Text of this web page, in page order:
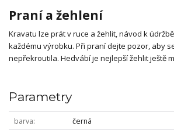
Praní a žehlení
Kravatu lze prát v ruce a žehlit, návod k
každému výrobku. Při praní dejte pozor, aby
nepřekroutila. Hedvábí je nejlepší žehlit ještě
Parametry
barva
černá